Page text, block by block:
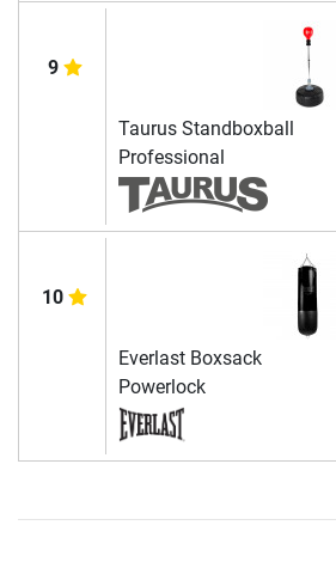
9
Taurus Standboxball
Professional
10
Everlast Boxsack
Powerlock